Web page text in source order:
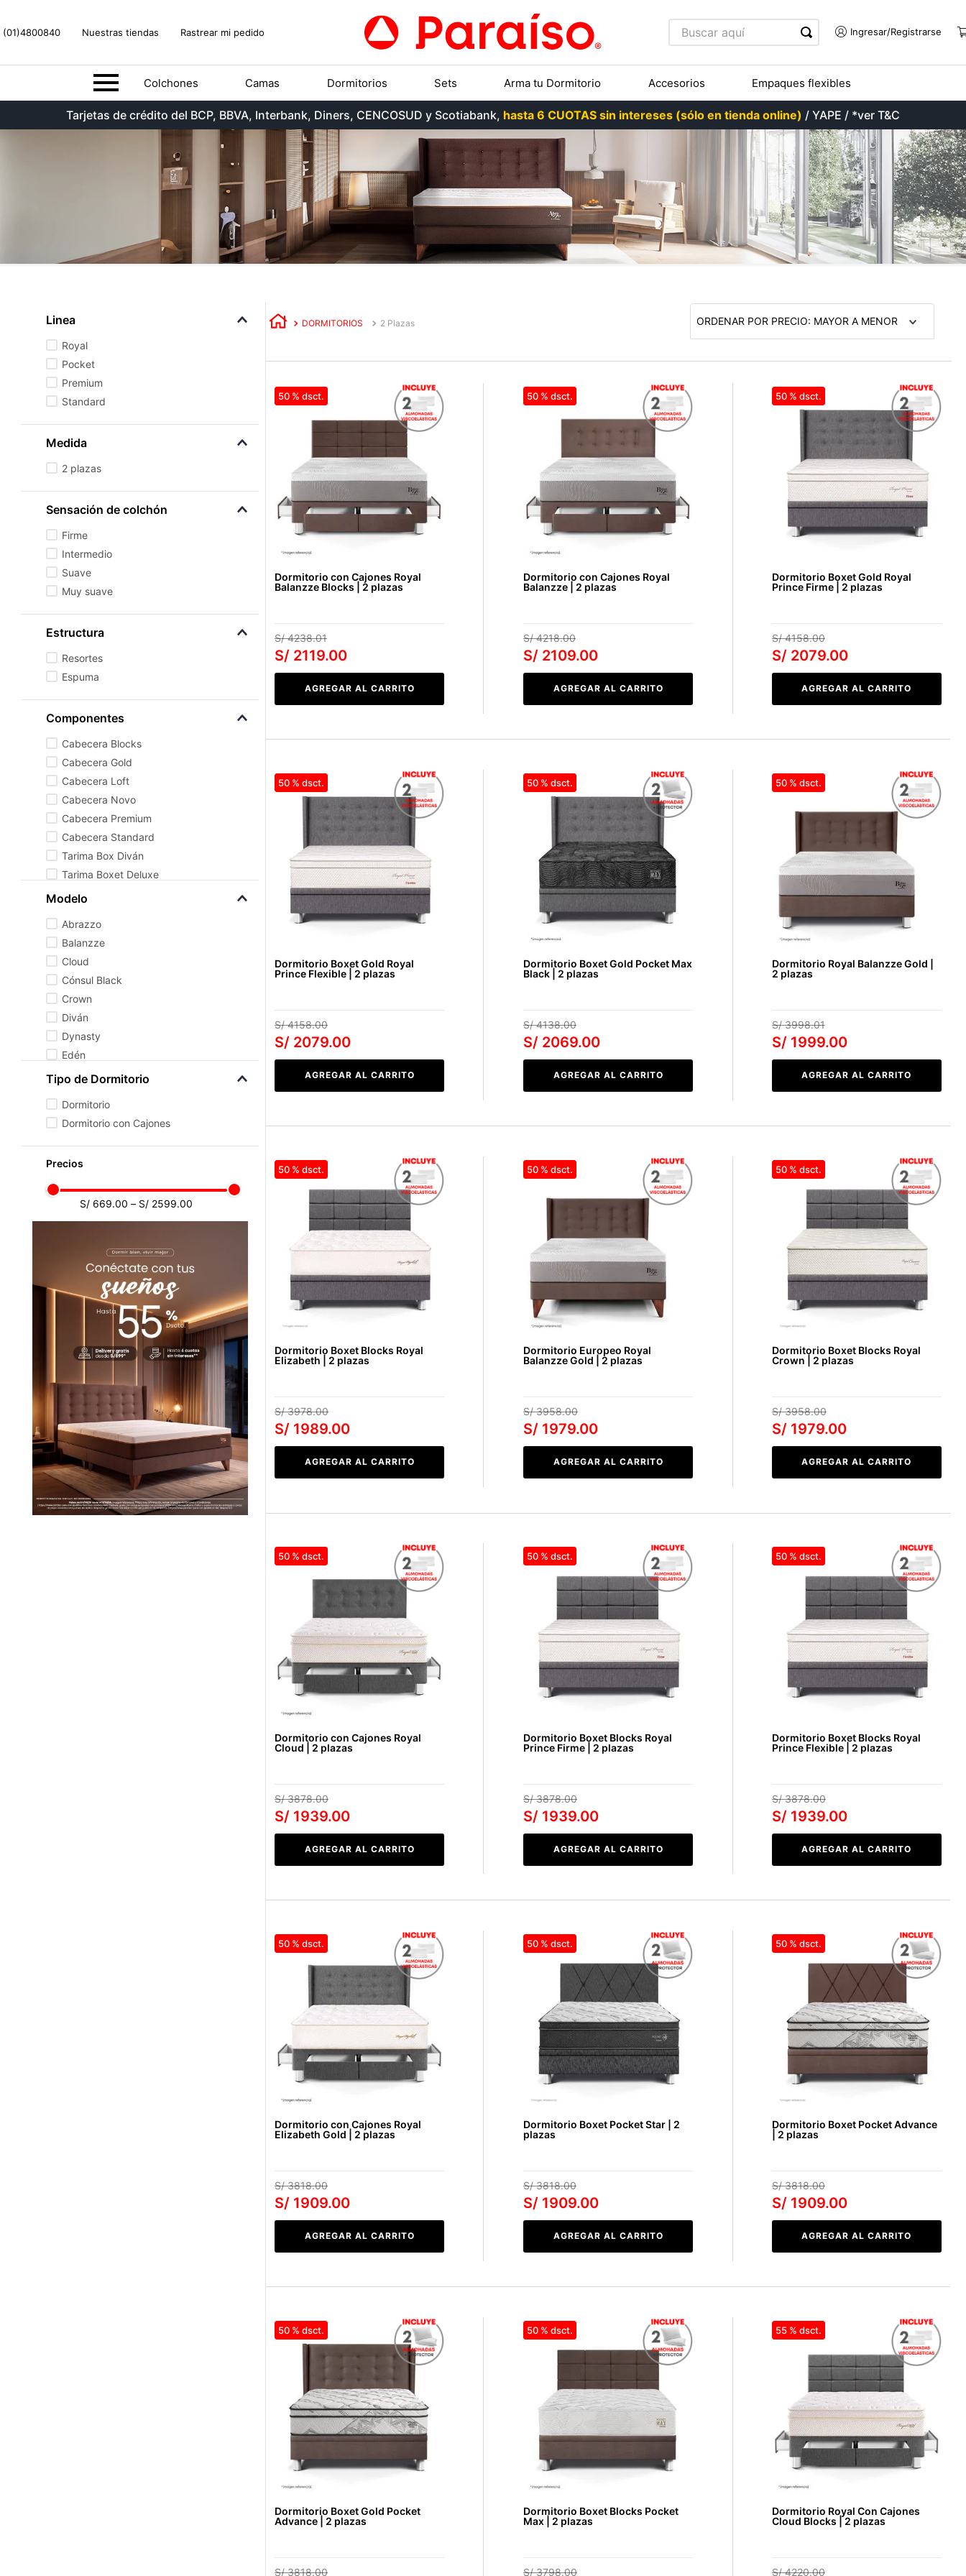
(01)4800840 Nuestras tiendas Rastrear mi pedido
Buscar aquí
Colchones Camas Dormitorios Sets Arma tu Dormitorio Accesorios Empaques flexibles
Tarjetas de crédito del BCP, BBVA, Interbank, Diners, CENCOSUD y Scotiabank, hasta 6 CUOTAS sin intereses (sólo en tienda online) / YAPE / *ver T&C
Royal
Pocket
Premium
Standard
Medida
2 plazas
Sensación de colchón
Firme
Intermedio
Suave
Muy suave
Estructura
Resortes
Espuma
Componentes
Cabecera Blocks
Cabecera Gold
Cabecera Loft
Cabecera Novo
Cabecera Premium
Cabecera Standard
Tarima Box Diván
Tarima Boxet Deluxe
Tarima con Cajones
Modelo
Abrazzo
Balanzze
Cloud
Cónsul Black
Crown
Diván
Dynasty
Edén
Elizabeth
Tipo de Dormitorio
Dormitorio
Dormitorio con Cajones
S/ 669.00 – S/ 2599.00
DORMITORIOS 2 Plazas ORDENAR POR PRECIO: MAYOR A MENOR
50 %
Dormitorio con Cajones Royal
Balanzze Blocks | 2 plazas
S/ 4238.01
S/ 2119.00
AGREGAR AL CARRITO
50 %
Dormitorio con Cajones Royal
Balanzze | 2 plazas
S/ 4218.00
S/ 2109.00
AGREGAR AL CARRITO
50 %
Dormitorio Boxet Gold Royal
Prince Firme | 2 plazas
S/ 4158.00
S/ 2079.00
AGREGAR AL CARRITO
50 %
Dormitorio Boxet Gold Royal
Prince Flexible | 2 plazas
S/ 4158.00
S/ 2079.00
AGREGAR AL CARRITO
50 %
Dormitorio Boxet Gold Pocket Max
Black | 2 plazas
S/ 4138.00
S/ 2069.00
AGREGAR AL CARRITO
50 %
Dormitorio Royal Balanzze Gold |
2 plazas
S/ 3998.01
S/ 1999.00
AGREGAR AL CARRITO
50 %
Dormitorio Boxet Blocks Royal
Elizabeth | 2 plazas
S/ 3978.00
S/ 1989.00
AGREGAR AL CARRITO
50 %
Dormitorio Europeo Royal
Balanzze Gold | 2 plazas
S/ 3958.00
S/ 1979.00
AGREGAR AL CARRITO
50 %
Dormitorio Boxet Blocks Royal
Crown | 2 plazas
S/ 3958.00
S/ 1979.00
AGREGAR AL CARRITO
50 %
Dormitorio con Cajones Royal
Cloud | 2 plazas
S/ 3878.00
S/ 1939.00
AGREGAR AL CARRITO
50 %
Dormitorio Boxet Blocks Royal
Prince Firme | 2 plazas
S/ 3878.00
S/ 1939.00
AGREGAR AL CARRITO
50 %
Dormitorio Boxet Blocks Royal
Prince Flexible | 2 plazas
S/ 3878.00
S/ 1939.00
AGREGAR AL CARRITO
50 %
Dormitorio con Cajones Royal
Elizabeth Gold | 2 plazas
S/ 3818.00
S/ 1909.00
AGREGAR AL CARRITO
50 %
Dormitorio Boxet Pocket Star | 2
plazas
S/ 3818.00
S/ 1909.00
AGREGAR AL CARRITO
50 %
Dormitorio Boxet Pocket Advance
| 2 plazas
S/ 3818.00
S/ 1909.00
AGREGAR AL CARRITO
50 %
Dormitorio Boxet Gold Pocket
Advance | 2 plazas
S/ 3818.00
50 %
Dormitorio Boxet Blocks Pocket
Max | 2 plazas
S/ 3798.00
55 %
Dormitorio Royal Con Cajones
Cloud Blocks | 2 plazas
S/ 4220.00